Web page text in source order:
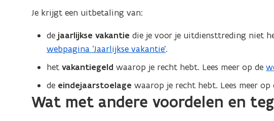
Je krijgt een uitbetaling van:
de jaarlijkse vakantie die je voor je uitdiensttreding niet
webpagina ‘Jaarlijkse vakantie’.
het vakantiegeld waarop je recht hebt. Lees meer op de
de eindejaarstoelage waarop je recht hebt. Lees meer op
Wat met andere voordelen en